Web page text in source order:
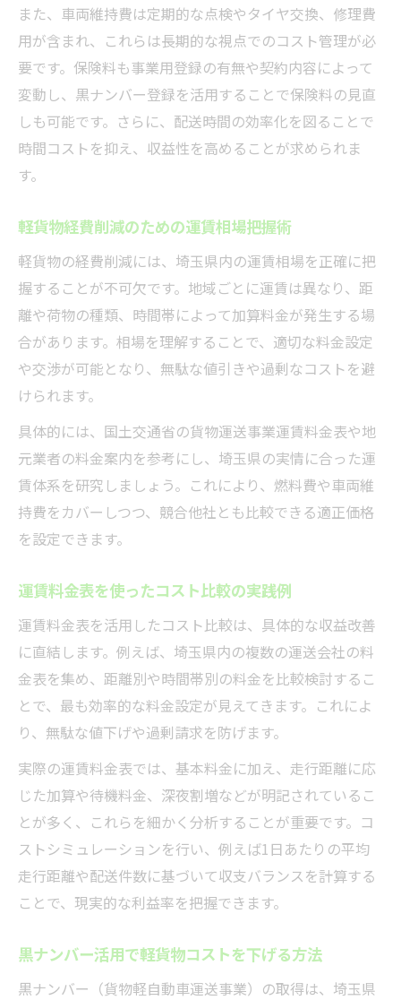
燃費を意識した軽貨物車両運用のポイント
経費内訳から見る軽貨物のガソリン代管理
コスト重視なら軽貨物の料金相場に注目
軽貨物運賃相場を知って収益性を高める方
法
運賃料金表PDFを活用した適正価格の見極
め
貨物軽自動車運送事業運賃表のチェック法
軽貨物で安定収入を得る経費計算のコツ
軽貨物ドライバー必見の経費シミュレーシ
ョン術
利益を守るためのコスト管理と運賃表活用
法
軽貨物事業で利益を最大化する計算方法
料金表エクセルで収支バランスを見直すコ
ツ
燃料費や保険料も含めた軽貨物経費管理
また、車両維持費は定期的な点検やタイヤ交換、修理費
用が含まれ、これらは長期的な視点でのコスト管理が必
要です。保険料も事業用登録の有無や契約内容によって
変動し、黒ナンバー登録を活用することで保険料の見直
しも可能です。さらに、配送時間の効率化を図ることで
時間コストを抑え、収益性を高めることが求められま
す。
軽貨物経費削減のための運賃相場把握術
軽貨物の経費削減には、埼玉県内の運賃相場を正確に把
握することが不可欠です。地域ごとに運賃は異なり、距
離や荷物の種類、時間帯によって加算料金が発生する場
合があります。相場を理解することで、適切な料金設定
や交渉が可能となり、無駄な値引きや過剰なコストを避
けられます。
具体的には、国土交通省の貨物運送事業運賃料金表や地
元業者の料金案内を参考にし、埼玉県の実情に合った運
賃体系を研究しましょう。これにより、燃料費や車両維
持費をカバーしつつ、競合他社とも比較できる適正価格
を設定できます。
運賃料金表を使ったコスト比較の実践例
運賃料金表を活用したコスト比較は、具体的な収益改善
に直結します。例えば、埼玉県内の複数の運送会社の料
金表を集め、距離別や時間帯別の料金を比較検討するこ
とで、最も効率的な料金設定が見えてきます。これによ
り、無駄な値下げや過剰請求を防げます。
実際の運賃料金表では、基本料金に加え、走行距離に応
じた加算や待機料金、深夜割増などが明記されているこ
とが多く、これらを細かく分析することが重要です。コ
ストシミュレーションを行い、例えば1日あたりの平均
走行距離や配送件数に基づいて収支バランスを計算する
ことで、現実的な利益率を把握できます。
黒ナンバー活用で軽貨物コストを下げる方法
黒ナンバー（貨物軽自動車運送事業）の取得は、埼玉県